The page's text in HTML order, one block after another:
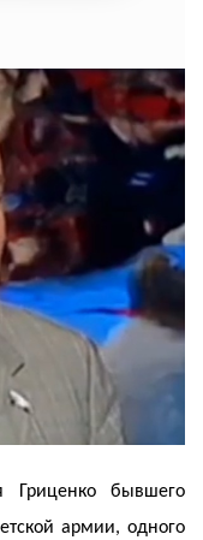
Гриценко бывшего
армии, одного